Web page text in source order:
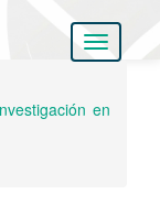
Toggle
en